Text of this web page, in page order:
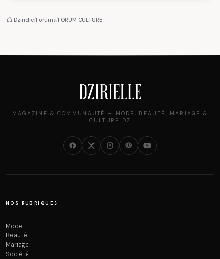
pièce mode de l'été
Dzirielle/Forums/FORUM CULTURE
MAGAZINE & COMMUNAUTÉ — MODE, BEAUTÉ, MARIAGE &
CULTURE DZ
NOS RUBRIQUES
Mode
Beauté
Mariage
Société